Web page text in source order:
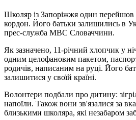
Школяр із Запоріжжя один перейшов
кордон. Його батьки залишились в
прес-служба МВС Словаччини.
Як зазначено, 11-річний хлопчик у
одним целофановим пакетом,
родичів, написаним на руці. Його
залишитися у своїй країні.
Волонтери подбали про дитину:
напоїли. Також вони зв'язалися за
близькими школяра, які незабаром